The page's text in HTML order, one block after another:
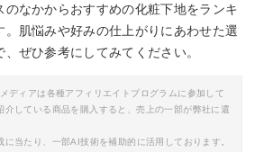
のなかからおすすめの化粧下地をランキ
。肌悩みや好みの仕上がりにあわせた選
ぜひ参考にしてみてください。
ディアは各種アフィリエイトプログラムに参加して
介している商品を購入すると、売上の一部が弊社に還
当たり、一部AI技術を補助的に活用しております。